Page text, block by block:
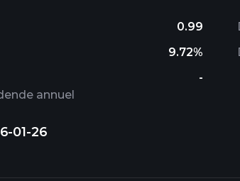
0.99
9.72%
-
annuel
01-26